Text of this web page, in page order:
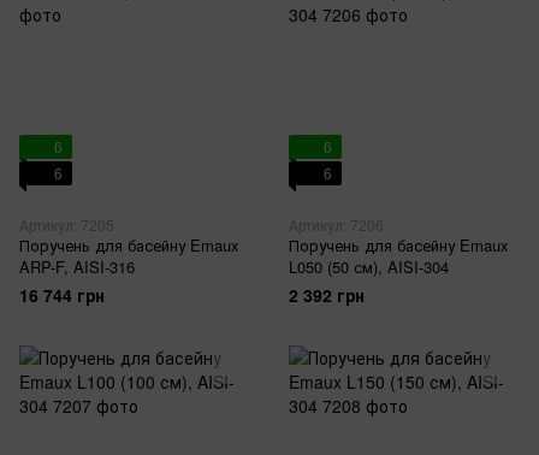
6
6
Артикул: 7205
Поручень для басейну Emaux
ARP-F, AISI-316
16 744 грн
6
6
Артикул: 7206
Поручень для басейну Emaux
L050 (50 см), AISI-304
2 392 грн